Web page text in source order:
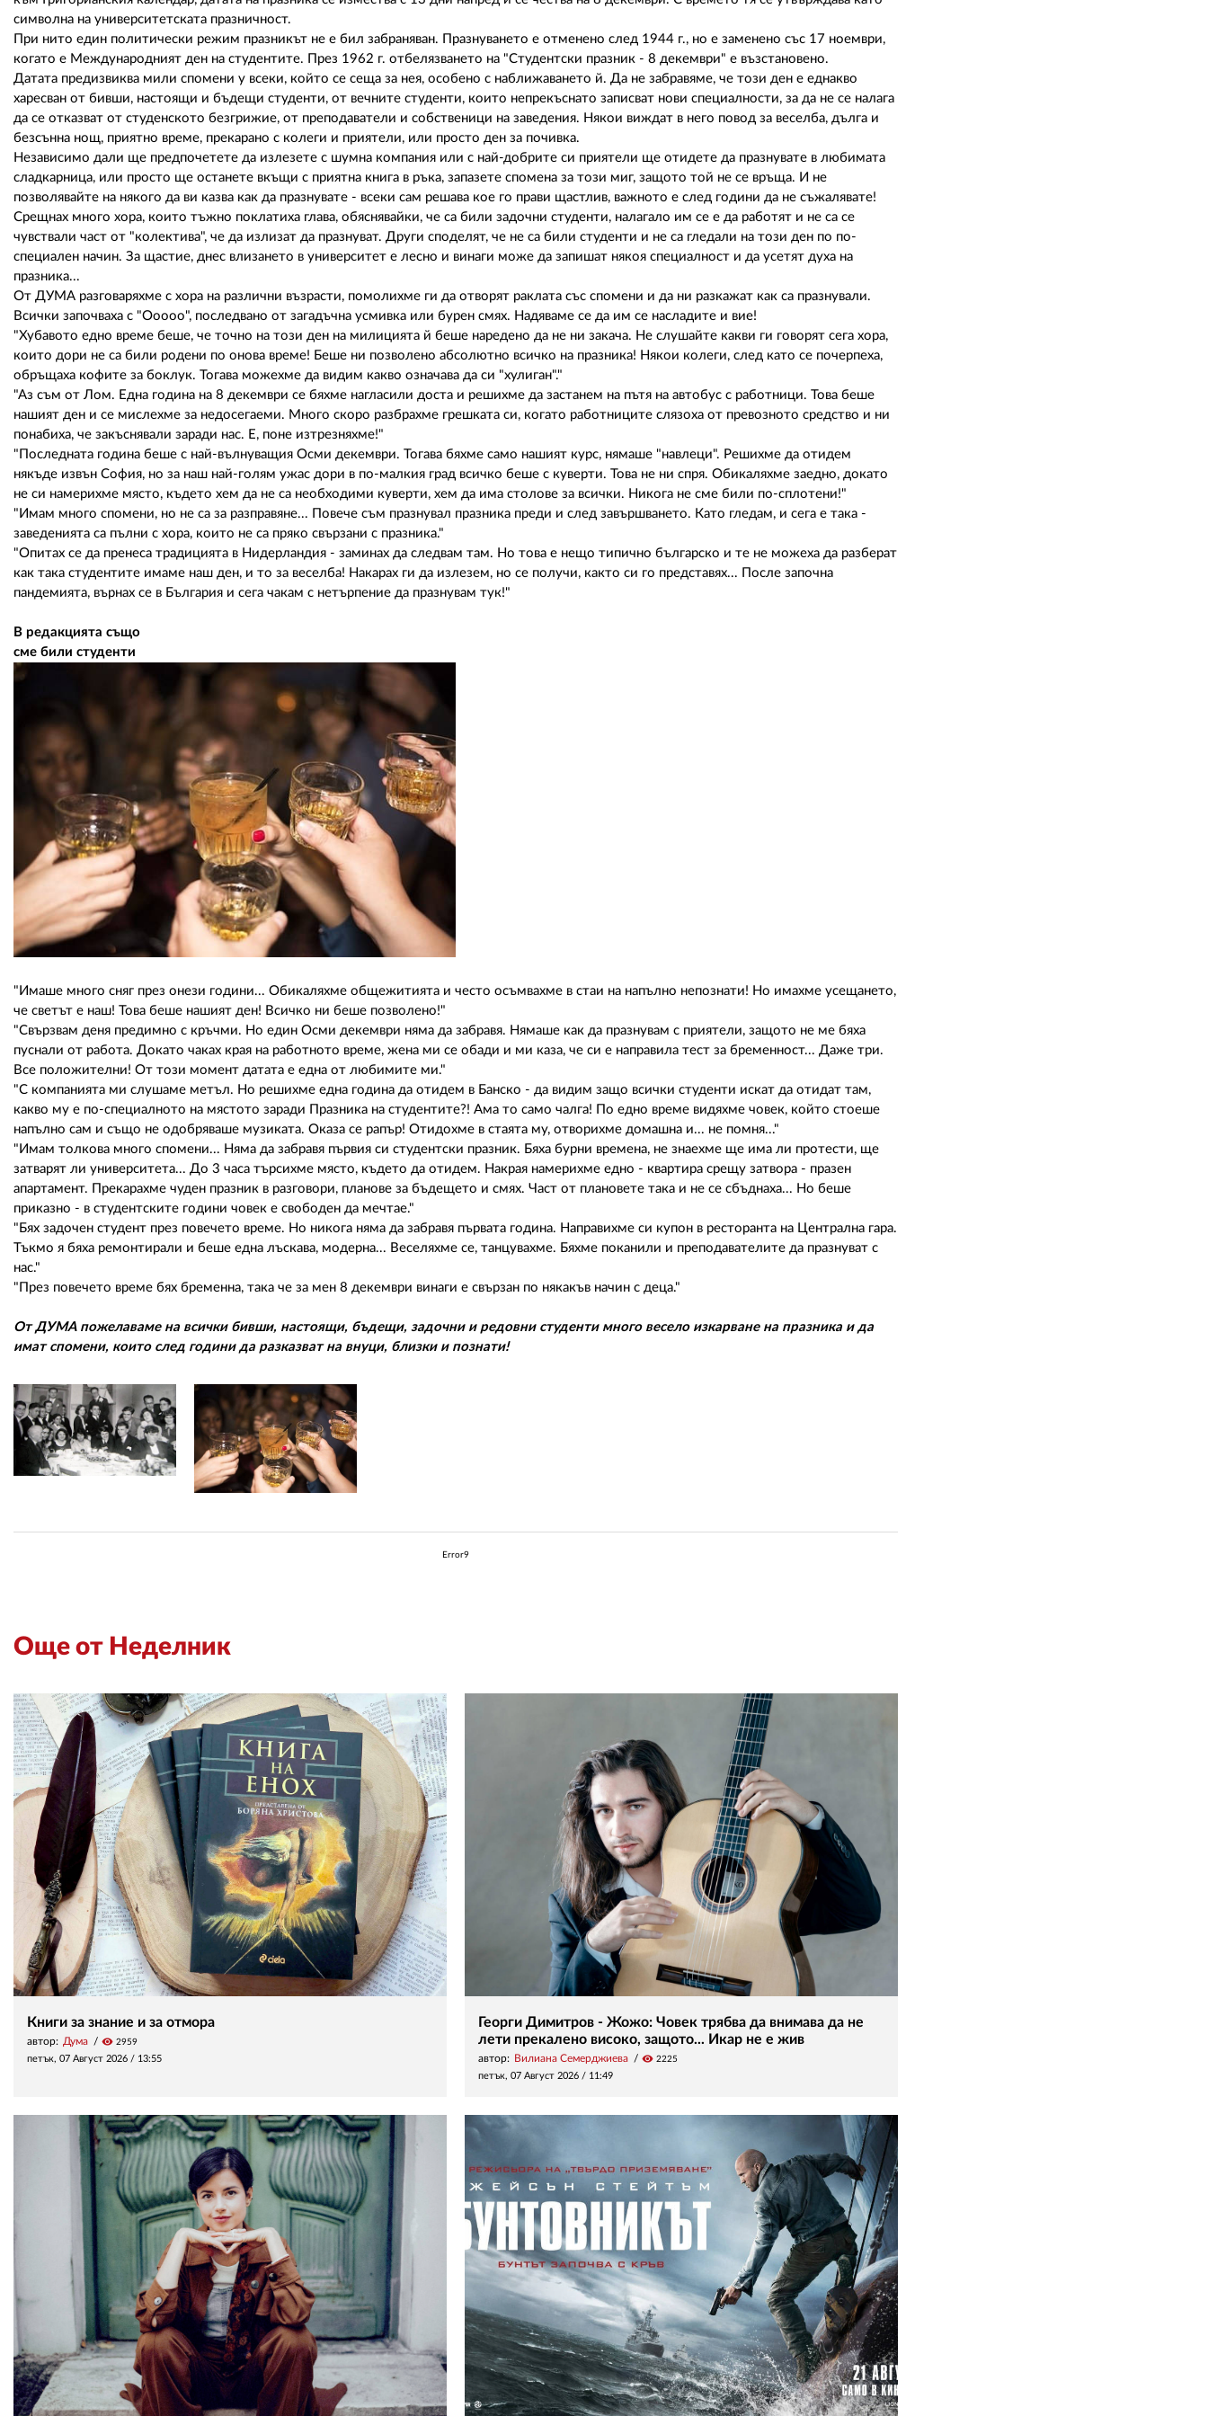
символна на университетската празничност.
При нито един политически режим празникът не е бил забраняван. Празнуването е отменено след 1944 г., но е заменено със 17 ноември,
когато е Международният ден на студентите. През 1962 г. отбелязването на "Студентски празник - 8 декември" е възстановено.
Датата предизвиква мили спомени у всеки, който се сеща за нея, особено с наближаването й. Да не забравяме, че този ден е еднакво
харесван от бивши, настоящи и бъдещи студенти, от вечните студенти, които непрекъснато записват нови специалности, за да не се налага
да се отказват от студенското безгрижие, от преподаватели и собственици на заведения. Някои виждат в него повод за веселба, дълга и
безсънна нощ, приятно време, прекарано с колеги и приятели, или просто ден за почивка.
Независимо дали ще предпочетете да излезете с шумна компания или с най-добрите си приятели ще отидете да празнувате в любимата
сладкарница, или просто ще останете вкъщи с приятна книга в ръка, запазете спомена за този миг, защото той не се връща. И не
позволявайте на някого да ви казва как да празнувате - всеки сам решава кое го прави щастлив, важното е след години да не съжалявате!
Срещнах много хора, които тъжно поклатиха глава, обяснявайки, че са били задочни студенти, налагало им се е да работят и не са се
чувствали част от "колектива", че да излизат да празнуват. Други споделят, че не са били студенти и не са гледали на този ден по по-
специален начин. За щастие, днес влизането в университет е лесно и винаги може да запишат някоя специалност и да усетят духа на
празника...
От ДУМА разговаряхме с хора на различни възрасти, помолихме ги да отворят раклата със спомени и да ни разкажат как са празнували.
Всички започваха с "Ооооо", последвано от загадъчна усмивка или бурен смях. Надяваме се да им се насладите и вие!
"Хубавото едно време беше, че точно на този ден на милицията й беше наредено да не ни закача. Не слушайте какви ги говорят сега хора,
които дори не са били родени по онова време! Беше ни позволено абсолютно всичко на празника! Някои колеги, след като се почерпеха,
обръщаха кофите за боклук. Тогава можехме да видим какво означава да си "хулиган"."
"Аз съм от Лом. Една година на 8 декември се бяхме нагласили доста и решихме да застанем на пътя на автобус с работници. Това беше
нашият ден и се мислехме за недосегаеми. Много скоро разбрахме грешката си, когато работниците слязоха от превозното средство и ни
понабиха, че закъснявали заради нас. Е, поне изтрезняхме!"
"Последната година беше с най-вълнуващия Осми декември. Тогава бяхме само нашият курс, нямаше "навлеци". Решихме да отидем
някъде извън София, но за наш най-голям ужас дори в по-малкия град всичко беше с куверти. Това не ни спря. Обикаляхме заедно, докато
не си намерихме място, където хем да не са необходими куверти, хем да има столове за всички. Никога не сме били по-сплотени!"
"Имам много спомени, но не са за разправяне... Повече съм празнувал празника преди и след завършването. Като гледам, и сега е така -
заведенията са пълни с хора, които не са пряко свързани с празника."
"Опитах се да пренеса традицията в Нидерландия - заминах да следвам там. Но това е нещо типично българско и те не можеха да разберат
как така студентите имаме наш ден, и то за веселба! Накарах ги да излезем, но се получи, както си го представях... После започна
пандемията, върнах се в България и сега чакам с нетърпение да празнувам тук!"
В редакцията също
сме били студенти
"Имаше много сняг през онези години... Обикаляхме общежитията и често осъмвахме в стаи на напълно непознати! Но имахме усещането,
че светът е наш! Това беше нашият ден! Всичко ни беше позволено!"
"Свързвам деня предимно с кръчми. Но един Осми декември няма да забравя. Нямаше как да празнувам с приятели, защото не ме бяха
пуснали от работа. Докато чаках края на работното време, жена ми се обади и ми каза, че си е направила тест за бременност... Даже три.
Все положителни! От този момент датата е една от любимите ми."
"С компанията ми слушаме метъл. Но решихме една година да отидем в Банско - да видим защо всички студенти искат да отидат там,
какво му е по-специалното на мястото заради Празника на студентите?! Ама то само чалга! По едно време видяхме човек, който стоеше
напълно сам и също не одобряваше музиката. Оказа се рапър! Отидохме в стаята му, отворихме домашна и... не помня..."
"Имам толкова много спомени... Няма да забравя първия си студентски празник. Бяха бурни времена, не знаехме ще има ли протести, ще
затварят ли университета... До 3 часа търсихме място, където да отидем. Накрая намерихме едно - квартира срещу затвора - празен
апартамент. Прекарахме чуден празник в разговори, планове за бъдещето и смях. Част от плановете така и не се сбъднаха... Но беше
приказно - в студентските години човек е свободен да мечтае."
"Бях задочен студент през повечето време. Но никога няма да забравя първата година. Направихме си купон в ресторанта на Централна гара.
Тъкмо я бяха ремонтирали и беше една лъскава, модерна... Веселяхме се, танцувахме. Бяхме поканили и преподавателите да празнуват с
нас."
"През повечето време бях бременна, така че за мен 8 декември винаги е свързан по някакъв начин с деца."
От ДУМА пожелаваме на всички бивши, настоящи, бъдещи, задочни и редовни студенти много весело изкарване на празника и да
имат спомени, които след години да разказват на внуци, близки и познати!
Error9
Още от Неделник
Книги за знание и за отмора
автор: Дума visibility 2959
петък, 07 Август 2026 / 13:55
Георги Димитров - Жожо: Човек трябва да внимава да не
лети прекалено високо, защото... Икар не е жив
автор: Вилиана Семерджиева visibility 2225
петък, 07 Август 2026 / 11:49